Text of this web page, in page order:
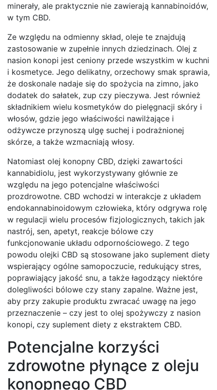
minerały, ale praktycznie nie zawierają kannabinoidów,
w tym CBD.
Ze względu na odmienny skład, oleje te znajdują
zastosowanie w zupełnie innych dziedzinach. Olej z
nasion konopi jest ceniony przede wszystkim w kuchni
i kosmetyce. Jego delikatny, orzechowy smak sprawia,
że doskonale nadaje się do spożycia na zimno, jako
dodatek do sałatek, zup czy pieczywa. Jest również
składnikiem wielu kosmetyków do pielęgnacji skóry i
włosów, gdzie jego właściwości nawilżające i
odżywcze przynoszą ulgę suchej i podrażnionej
skórze, a także wzmacniają włosy.
Natomiast olej konopny CBD, dzięki zawartości
kannabidiolu, jest wykorzystywany głównie ze
względu na jego potencjalne właściwości
prozdrowotne. CBD wchodzi w interakcje z układem
endokannabinoidowym człowieka, który odgrywa rolę
w regulacji wielu procesów fizjologicznych, takich jak
nastrój, sen, apetyt, reakcje bólowe czy
funkcjonowanie układu odpornościowego. Z tego
powodu olejki CBD są stosowane jako suplement diety
wspierający ogólne samopoczucie, redukujący stres,
poprawiający jakość snu, a także łagodzący niektóre
dolegliwości bólowe czy stany zapalne. Ważne jest,
aby przy zakupie produktu zwracać uwagę na jego
przeznaczenie – czy jest to olej spożywczy z nasion
konopi, czy suplement diety z ekstraktem CBD.
Potencjalne korzyści
zdrowotne płynące z oleju
konopnego CBD